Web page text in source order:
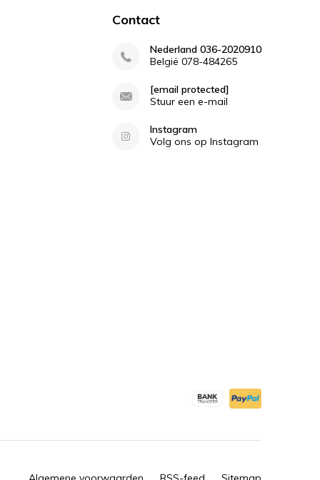
Contact
Nederland 036-2020910
België 078-484265
[email protected]
Stuur een e-mail
Instagram
Volg ons op Instagram